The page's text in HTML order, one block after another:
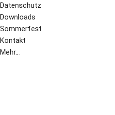
Datenschutz
Downloads
Sommerfest
Kontakt
Mehr...